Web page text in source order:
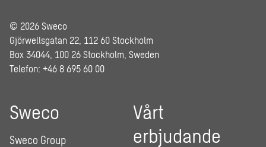
© 2026 Sweco
Gjörwellsgatan 22, 112 60 Stockholm
Box 34044, 100 26 Stockholm, Sweden
Telefon: +46 8 695 60 00
Sweco
Sweco Group
Vårt
erbjudande